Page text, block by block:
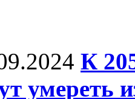
К
умереть